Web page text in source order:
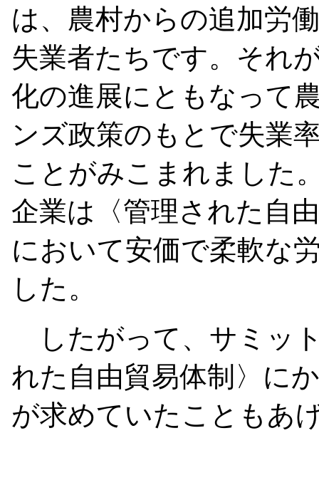
は、農村からの追加労
失業者たちです。それ
化の進展にともなって
ンズ政策のもとで失業
ことがみこまれました
企業は〈管理された自
において安価で柔軟な
した。
したがって、サミッ
れた自由貿易体制〉に
が求めていたこともあ